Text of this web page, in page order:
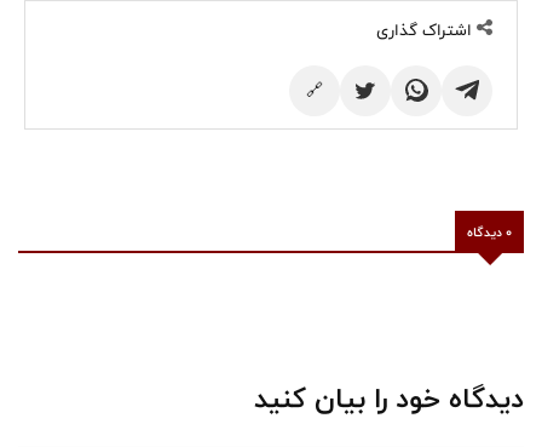
اشتراک گذاری
🔗
0 دیدگاه
دیدگاه خود را بیان کنید